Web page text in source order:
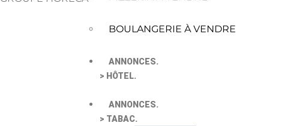
BOULANGERIE À VENDRE
ANNONCES.
> HÔTEL.
ANNONCES.
> TABAC.